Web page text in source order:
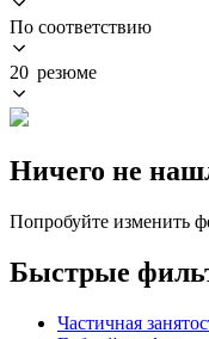
По соответствию
20 резюме
Ничего не
Попробуйте изменить
Быстрые
Частичная